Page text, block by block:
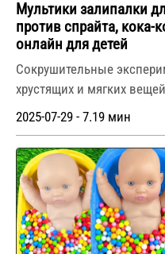
Мультики залипалки
против спрайта,
онлайн для детей
Сокрушительные
хрустящих и мягких
2025-07-29 - 7.19 мин